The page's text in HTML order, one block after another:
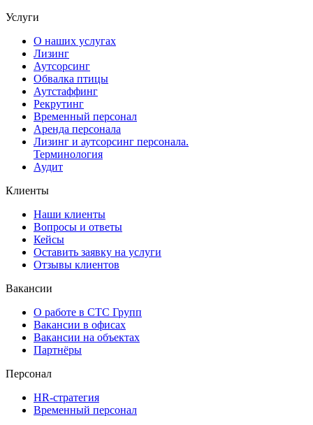
Услуги
О наших услугах
Лизинг
Аутсорсинг
Обвалка птицы
Аутстаффинг
Рекрутинг
Временный персонал
Аренда персонала
Лизинг и аутсорсинг персонала.
Терминология
Аудит
Клиенты
Наши клиенты
Вопросы и ответы
Кейсы
Оставить заявку на услуги
Отзывы клиентов
Вакансии
О работе в СТС Групп
Вакансии в офисах
Вакансии на объектах
Партнёры
Персонал
HR-стратегия
Временный персонал